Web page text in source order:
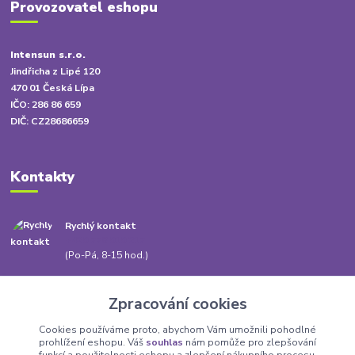
Provozovatel eshopu
Intensun s.r.o.
Jindřicha z Lipé 120
470 01 Česká Lípa
IČO: 286 86 659
DIČ: CZ28686659
Kontakty
Rychlý kontakt
(Po-Pá, 8-15 hod.)
Zpracování cookies
Cookies používáme proto, abychom Vám umožnili pohodlné
prohlížení eshopu. Váš souhlas nám pomůže pro zlepšování